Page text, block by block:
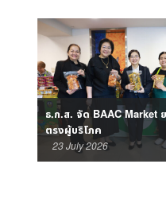
ธ.ก.ส. จัด BAAC Market
ตรงผู้บริโภค
23 July 2026